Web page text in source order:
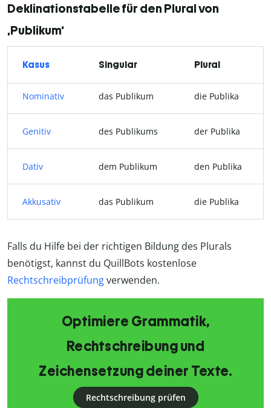
Deklinationstabelle für den Plural von
‚Publikum‘
Kasus Singular Plural
Nominativ das Publikum die Publika
Genitiv des Publikums der Publika
Dativ dem Publikum den Publika
Akkusativ das Publikum die Publika
Falls du Hilfe bei der richtigen Bildung des Plurals
benötigst, kannst du QuillBots kostenlose
Rechtschreibprüfungverwenden.
Optimiere Grammatik,
Rechtschreibung und
Zeichensetzung deiner Texte.
Rechtschreibung prüfen